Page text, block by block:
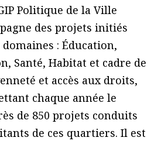
Politique de la Ville
des projets initiés
: Éducation,
Santé, Habitat et cadre de
et accès aux droits,
chaque année le
de 850 projets conduits
de ces quartiers. Il est